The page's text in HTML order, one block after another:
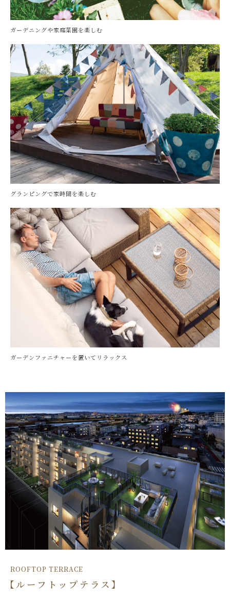
ガーデニングや家庭菜園を楽しむ
グランピングで家時間を楽しむ
ガーデンファニチャーを置いてリラックス
ROOFTOP TERRACE
【ルーフトップテラス】